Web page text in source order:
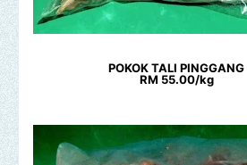
POKOK TALI PINGGANG
RM 55.00/kg